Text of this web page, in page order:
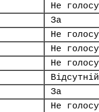
Не
За
Не
Не
Не
Відсутній
За
Не